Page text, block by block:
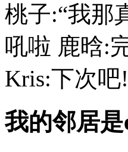
桃子:“我那
吼啦 鹿晗:
Kris:下次
我的邻居